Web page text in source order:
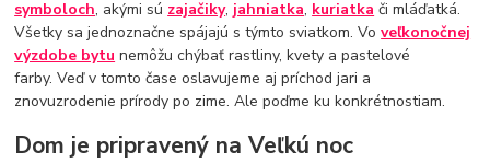
symboloch, akými sú zajačiky, jahniatka, kuriatka či mláďatká.
Všetky sa jednoznačne spájajú s týmto sviatkom. Voveľkonočnej
výzdobe bytu nemôžu chýbať rastliny, kvety a pastelové
farby. Veď v tomto čase oslavujeme aj príchod jari a
znovuzrodenie prírody po zime. Ale poďme ku konkrétnostiam.
Dom je pripravený na Veľkú noc